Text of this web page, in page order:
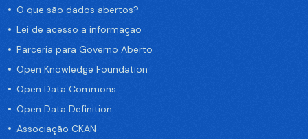
O que são dados abertos?
Lei de acesso a informação
Parceria para Governo Aberto
Open Knowledge Foundation
Open Data Commons
Open Data Definition
Associação CKAN